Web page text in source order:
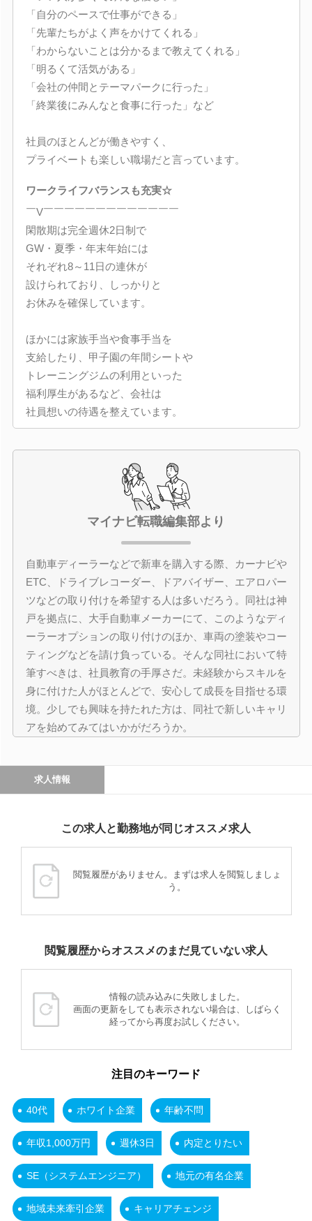
「自分のペースで仕事ができる」
「先輩たちがよく声をかけてくれる」
「わからないことは分かるまで教えてくれる」
「明るくて活気がある」
「会社の仲間とテーマパークに行った」
「終業後にみんなと食事に行った」など
社員のほとんどが働きやすく、
プライベートも楽しい職場だと言っています。
ワークライフバランスも充実☆
￣V￣￣￣￣￣￣￣￣￣￣￣￣￣
閑散期は完全週休2日制で
GW・夏季・年末年始には
それぞれ8～11日の連休が
設けられており、しっかりと
お休みを確保しています。
ほかには家族手当や食事手当を
支給したり、甲子園の年間シートや
トレーニングジムの利用といった
福利厚生があるなど、会社は
社員想いの待遇を整えています。
マイナビ転職編集部より
自動車ディーラーなどで新車を購入する際、カーナビや
ETC、ドライブレコーダー、ドアバイザー、エアロパー
ツなどの取り付けを希望する人は多いだろう。同社は神
戸を拠点に、大手自動車メーカーにて、このようなディ
ーラーオプションの取り付けのほか、車両の塗装やコー
ティングなどを請け負っている。そんな同社において特
筆すべきは、社員教育の手厚さだ。未経験からスキルを
身に付けた人がほとんどで、安心して成長を目指せる環
境。少しでも興味を持たれた方は、同社で新しいキャリ
アを始めてみてはいかがだろうか。
求人情報
この求人と勤務地が同じオススメ求人
閲覧履歴がありません。まずは求人を閲覧しましょ
う。
閲覧履歴からオススメのまだ見ていない求人
情報の読み込みに失敗しました。
画面の更新をしても表示されない場合は、しばらく
経ってから再度お試しください。
注目のキーワード
40代 ホワイト企業 年齢不問
年収1,000万円 週休3日 内定とりたい
SE（システムエンジニア） 地元の有名企業
地域未来牽引企業 キャリアチェンジ